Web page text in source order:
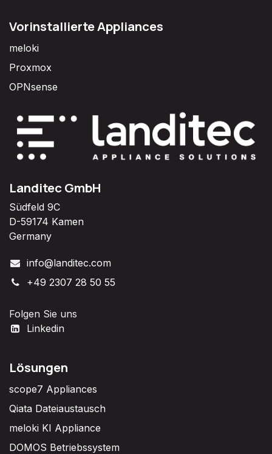
Vorinstallierte Appliances
meloki
Proxmox
OPNsense
Landitec GmbH
Südfeld 9C
D-59174 Kamen
Germany
info@landitec.com
+49 2307 28 50 55
Folgen Sie uns
Linkedin
Lösungen
scope7 Appliances
Qiata Dateiaustausch
meloki KI Appliance
DOMOS Betriebssystem